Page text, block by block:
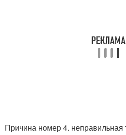
Причина номер 4. неправильная